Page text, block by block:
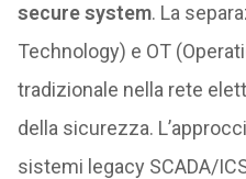
secure system. La
Technology) e OT
tradizionale nella rete
della sicurezza.
sistemi legacy SCADA/